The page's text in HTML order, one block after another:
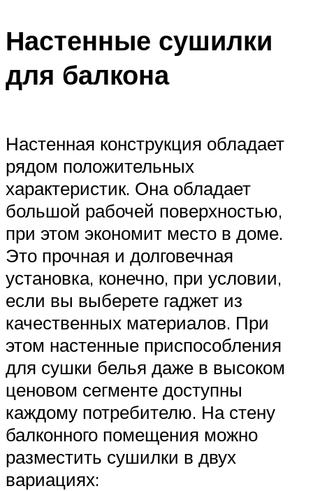
Настенные сушилки
для балкона
Настенная конструкция обладает
рядом положительных
характеристик. Она обладает
большой рабочей поверхностью,
при этом экономит место в доме.
Это прочная и долговечная
установка, конечно, при условии,
если вы выберете гаджет из
качественных материалов. При
этом настенные приспособления
для сушки белья даже в высоком
ценовом сегменте доступны
каждому потребителю. На стену
балконного помещения можно
разместить сушилки в двух
вариациях: